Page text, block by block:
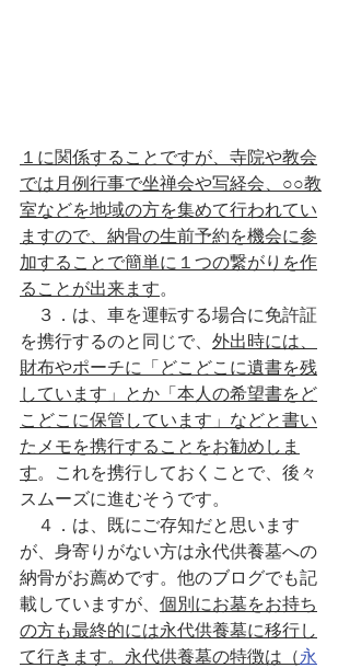
１に関係することですが、寺院や教会
では月例行事で坐禅会や写経会、○○教
室などを地域の方を集めて行われてい
ますので、納骨の生前予約を機会に参
加することで簡単に１つの繋がりを作
ることが出来ます。
３．は、車を運転する場合に免許証
を携行するのと同じで、 外出時には、
財布やポーチに「どこどこに遺書を残
しています」とか「本人の希望書をど
こどこに保管しています」などと書い
たメモを携行することをお勧めしま
す。これを携行しておくことで、後々
スムーズに進むそうです。
４．は、既にご存知だと思います
が、身寄りがない方は永代供養墓への
納骨がお薦めです。他のブログでも記
載していますが、 個別にお墓をお持ち
の方も最終的には永代供養墓に移行し
て行きます。永代供養墓の特徴は（永